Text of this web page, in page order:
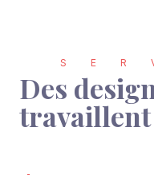
Des
travaillent